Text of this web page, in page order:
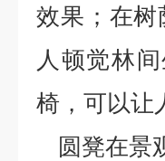
效果；在
人顿觉林
椅，可以让
圆凳在景